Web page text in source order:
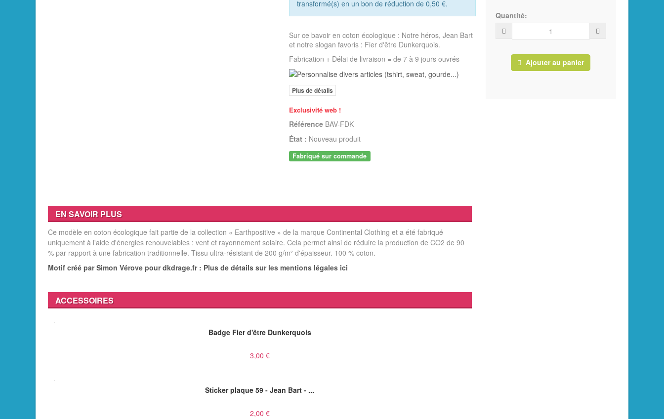
Quantité:
Ajouter au panier
transformé(s) en un bon de réduction de 0,50 €.
Sur ce bavoir en coton écologique : Notre héros, Jean Bart
et notre slogan favoris : Fier d'être Dunkerquois.
Fabrication + Délai de livraison = de 7 à 9 jours ouvrés
Plus de détails
Exclusivité web !
Référence BAV-FDK
État : Nouveau produit
Fabriqué sur commande
EN SAVOIR PLUS
Ce modèle en coton écologique fait partie de la collection « Earthpositive » de la marque Continental Clothing et a été fabriqué
uniquement à l'aide d'énergies renouvelables : vent et rayonnement solaire. Cela permet ainsi de réduire la production de CO2 de 90
% par rapport à une fabrication traditionnelle. Tissu ultra-résistant de 200 g/m² d'épaisseur. 100 % coton.
Motif créé par Simon Vérove pour dkdrage.fr : Plus de détails sur les mentions légales ici
ACCESSOIRES
Badge Fier d'être Dunkerquois
3,00 €
Sticker plaque 59 - Jean Bart - ...
2,00 €